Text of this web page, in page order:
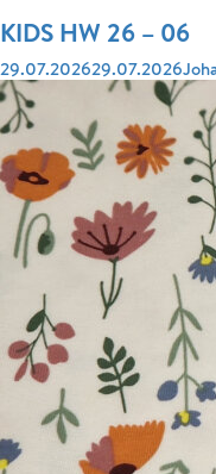
KIDS HW 26 – 06
Veröffentlicht
am
29.07.202629.07.2026